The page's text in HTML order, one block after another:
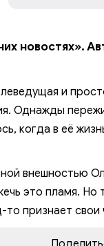
07.
09.
010.
012.
013.
014.
новостях».
и
Однажды
когда в её
внешностью
это пламя.
признает свои